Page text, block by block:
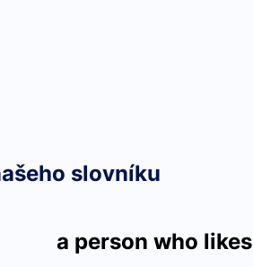
slovníku
a person who likes